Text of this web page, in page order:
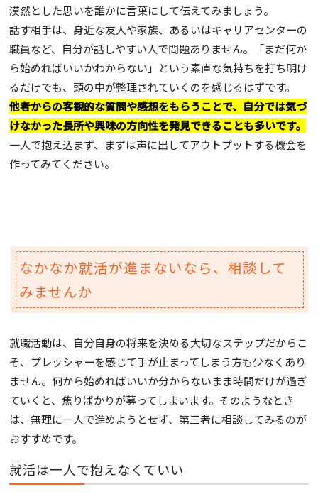
漠然とした思いを誰かに言葉にして伝えてみましょう。
話す相手は、身近な友人や家族、あるいはキャリアセンターの
職員など、自分が話しやすい人で問題ありません。「まだ何か
ら始めればいいかわからない」という素直な気持ちを打ち明け
るだけでも、頭の中が整理されていくのを感じるはずです。
他者からの客観的な質問や感想をもらうことで、自分では気づ
けなかった長所や興味の方向性を発見できることも多いです。
一人で抱え込まず、まずは声に出してアウトプットする機会を
作ってみてください。
なかなか就活が進まないなら、相談して
みませんか
就職活動は、自分自身の将来を決める大切なステップだからこ
そ、プレッシャーを感じて手が止まってしまう方も少なくあり
ません。何から始めればいいか分からないまま時間だけが過ぎ
ていくと、焦りばかりが募ってしまいます。そのようなとき
は、無理に一人で進めようとせず、第三者に相談してみるのが
おすすめです。
就活は一人で抱えなくていい